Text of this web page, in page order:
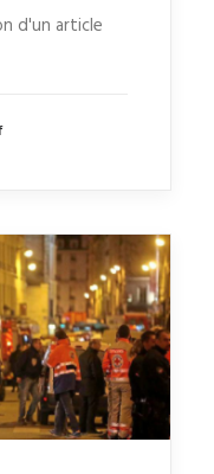
d'un article